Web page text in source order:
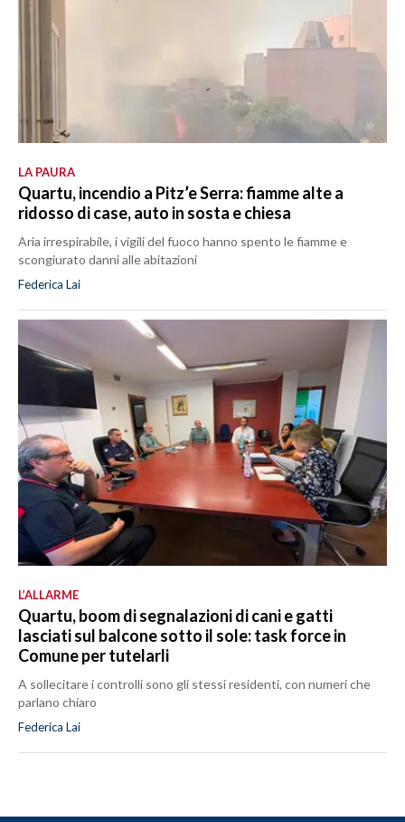
LA PAURA
Quartu, incendio a Pitz’e Serra: fiamme alte a
ridosso di case, auto in sosta e chiesa
Aria irrespirabile, i vigili del fuoco hanno spento le fiamme e
scongiurato danni alle abitazioni
Federica Lai
L’ALLARME
Quartu, boom di segnalazioni di cani e gatti
lasciati sul balcone sotto il sole: task force in
Comune per tutelarli
A sollecitare i controlli sono gli stessi residenti, con numeri che
parlano chiaro
Federica Lai